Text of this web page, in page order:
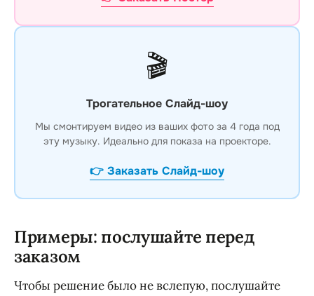
🎬
Трогательное Слайд-шоу
Мы смонтируем видео из ваших фото за 4 года под
эту музыку. Идеально для показа на проекторе.
👉 Заказать Слайд-шоу
Примеры: послушайте перед
заказом
Чтобы решение было не вслепую, послушайте